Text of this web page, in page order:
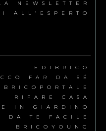
NEWSLETTER
ALL’ESPERTO
EDIBRICO
FAR DA SÉ
BRICOPORTALE
RIFARE CASA
IN GIARDINO
DA TE FACILE
BRICOYOUNG